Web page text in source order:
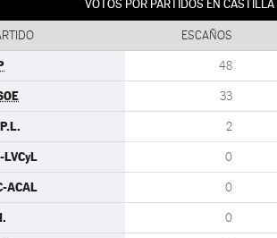
VOTOS POR PARTIDOS EN CASTILLA
ESCAÑOS
48
33
2
LVCyL 0
ACAL 0
0